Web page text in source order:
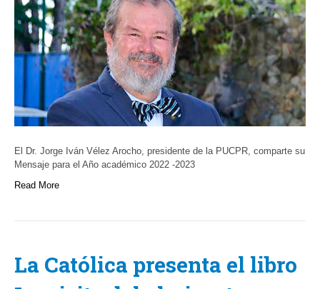
El Dr. Jorge Iván Vélez Arocho, presidente de la PUCPR, comparte su
Mensaje para el Año académico 2022 -2023
Read More
La Católica presenta el libro